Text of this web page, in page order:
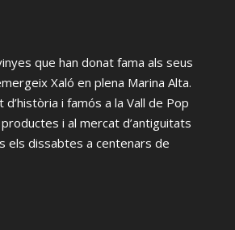
que han donat fama als seus
Xaló en plena Marina Alta.
d’història i famós a la Vall de Pop
i al mercat d’antiguitats
els dissabtes a centenars de